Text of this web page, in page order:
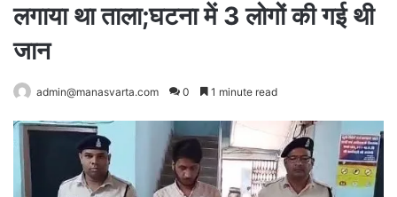
लगाया था ताला;घटना में 3 लोगों की गई थी
जान
admin@manasvarta.com 0 1 minute read